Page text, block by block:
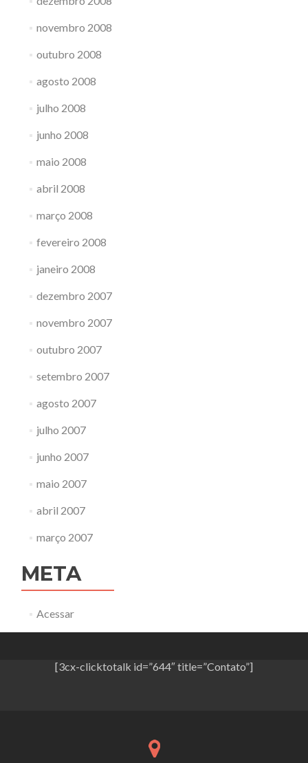
novembro 2008
outubro 2008
agosto 2008
julho 2008
junho 2008
maio 2008
abril 2008
março 2008
fevereiro 2008
janeiro 2008
dezembro 2007
novembro 2007
outubro 2007
setembro 2007
agosto 2007
julho 2007
junho 2007
maio 2007
abril 2007
março 2007
META
Acessar
[3cx-clicktotalk id=”644″ title=”Contato”]